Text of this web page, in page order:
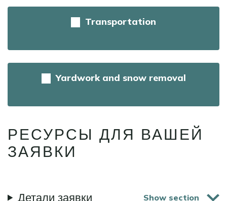
Transportation
Yardwork and snow removal
РЕСУРСЫ ДЛЯ ВАШЕЙ
ЗАЯВКИ
Детали заявки